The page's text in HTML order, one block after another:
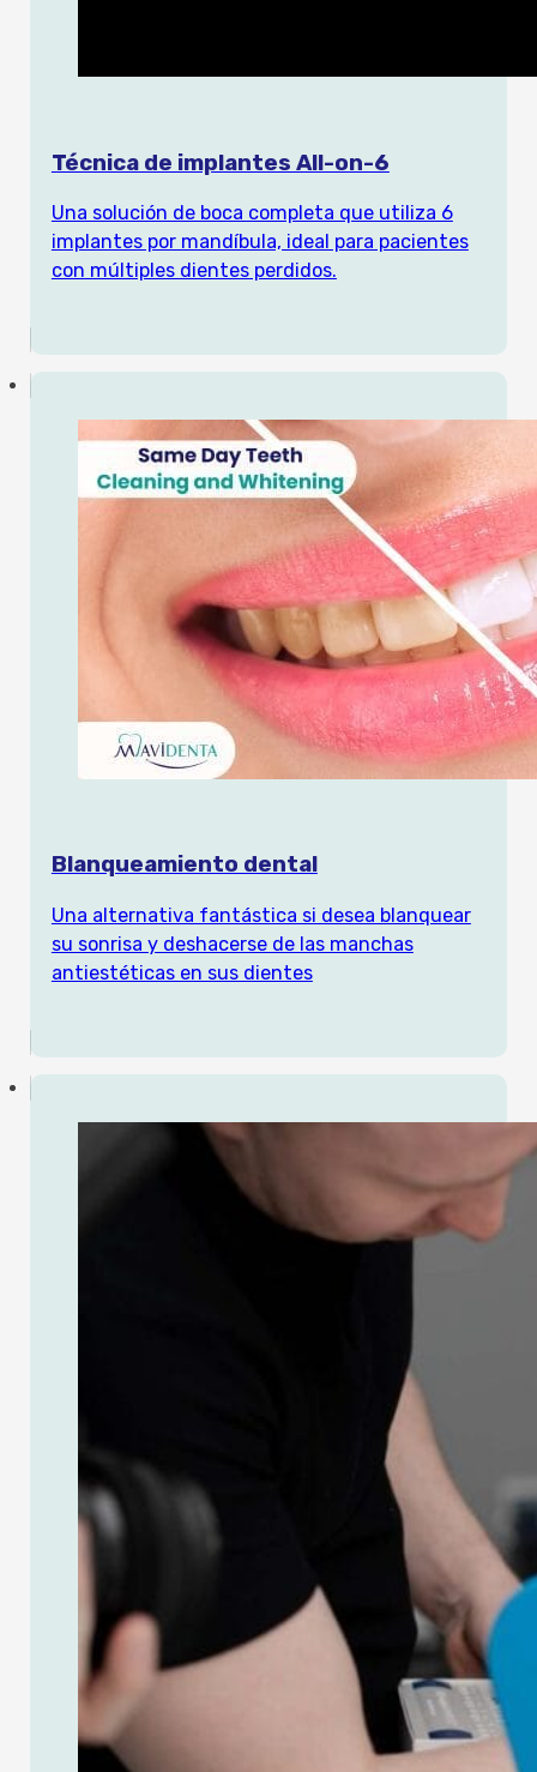
Técnica de implantes All-on-6
Una solución de boca completa que utiliza 6
implantes por mandíbula, ideal para pacientes
con múltiples dientes perdidos.
Blanqueamiento dental
Una alternativa fantástica si desea blanquear
su sonrisa y deshacerse de las manchas
antiestéticas en sus dientes